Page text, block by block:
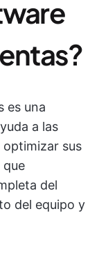
es una
a las
optimizar sus
que
del
del equipo y